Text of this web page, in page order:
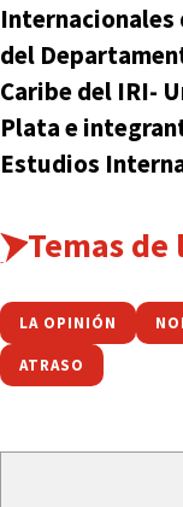
Internacionales
del
Caribe del IRI-
Plata e
Estudios
Temas de
LA OPINIÓN
ATRASO